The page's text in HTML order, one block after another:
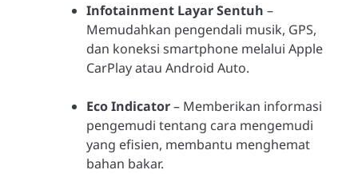
Infotainment Layar Sentuh –
Memudahkan pengendali musik, GPS,
dan koneksi smartphone melalui Apple
CarPlay atau Android Auto.
Eco Indicator– Memberikan informasi
pengemudi tentang cara mengemudi
yang efisien, membantu menghemat
bahan bakar.